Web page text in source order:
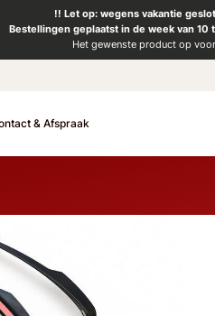
!! Let op: wegens vakantie
Bestellingen geplaatst in de week van
Het gewenste product op
& Afspraak